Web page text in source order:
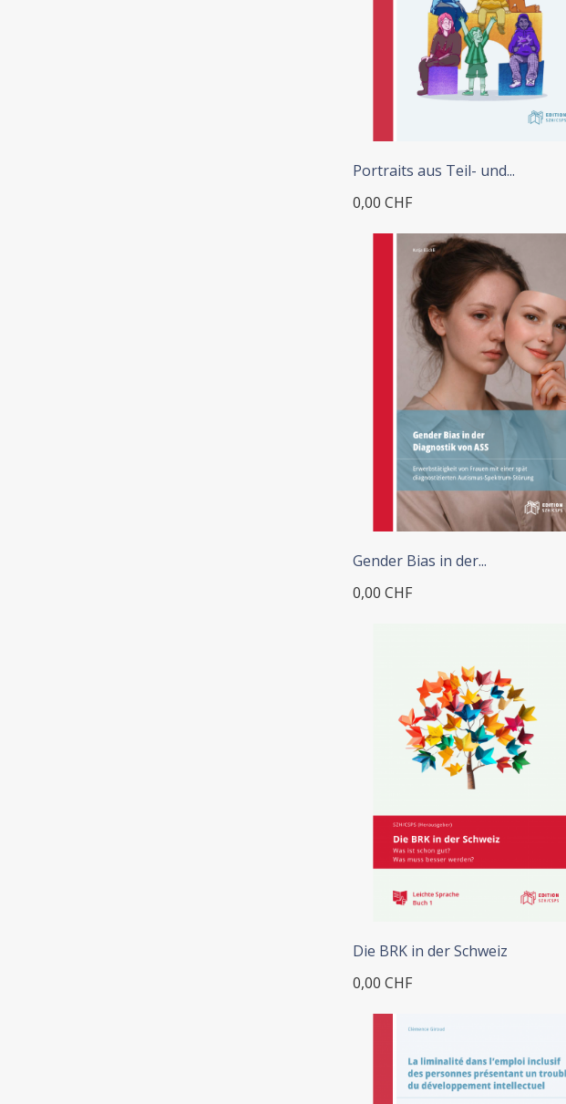
Portraits aus Teil- und...
0,00 CHF
Gender Bias in der...
0,00 CHF
Die BRK in der Schweiz
0,00 CHF